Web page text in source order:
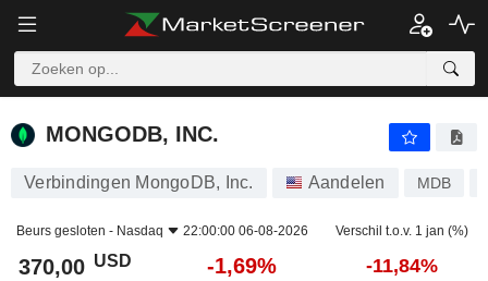
MONGODB, INC.
MONGODB, INC.
Verbindingen MongoDB, Inc. Aandelen MDB
Beurs gesloten - Nasdaq 22:00:00 06-08-2026 Verschil t.o.v. 1 jan (%)
370,00 USD -1,69% -11,84%